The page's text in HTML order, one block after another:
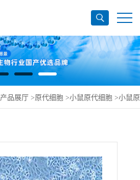
产品展厅 >原代细胞 >小鼠原代细胞 >小鼠原